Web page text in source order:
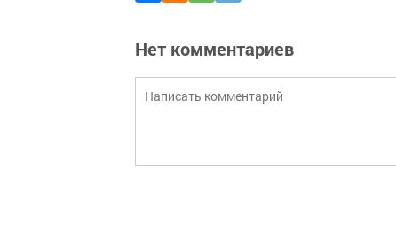
Нет комментариев